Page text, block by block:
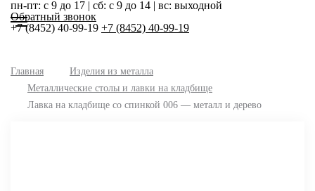
пн-пт: с 9 до 17 | сб: с 9 до 14 | вс: выходной
Обратный звонок
+7 (8452) 40-99-19 +7 (8452) 40-99-19
Главная
Изделия из металла
Металлические столы и лавки на кладбище
Лавка на кладбище со спинкой 006 — металл и дерево